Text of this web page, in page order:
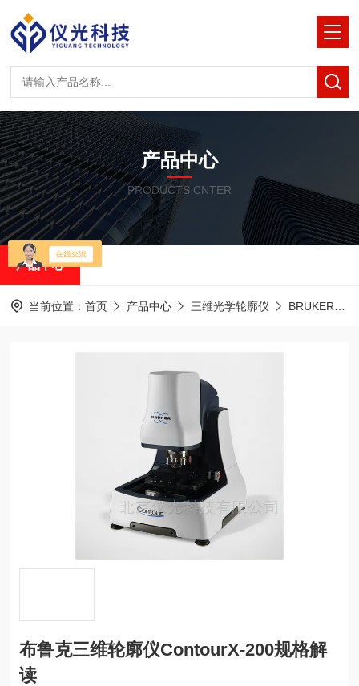
产品中心
PRODUCTS CNTER
产品中心
当前位置： 首页 产品中心 三维光学轮廓仪 BRUKER白光干涉光学轮廓仪
布鲁克三维轮廓仪ContourX-200规格解
读